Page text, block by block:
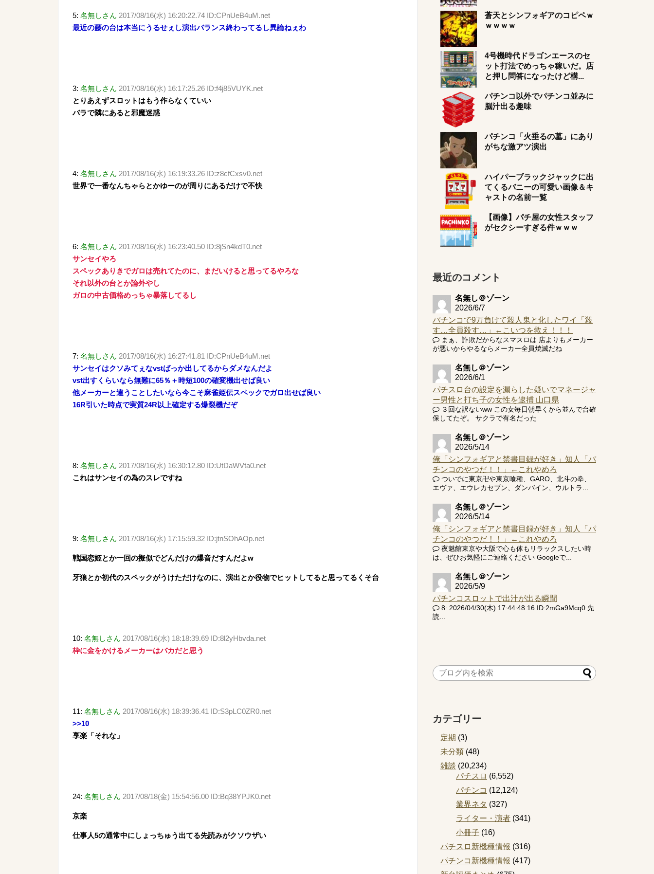
5: 名無しさん 2017/08/16(水) 16:20:22.74 ID:CPnUeB4uM.net
最近の藤の台は本当にうるせぇし演出バランス終わってるし異論ねぇわ
3: 名無しさん 2017/08/16(水) 16:17:25.26 ID:f4j85VUYK.net
とりあえずスロットはもう作らなくていい
バラで隣にあると邪魔迷惑
4: 名無しさん 2017/08/16(水) 16:19:33.26 ID:z8cfCxsv0.net
世界で一番なんちゃらとかゆーのが周りにあるだけで不快
6: 名無しさん 2017/08/16(水) 16:23:40.50 ID:8jSn4kdT0.net
サンセイやろ
スペックありきでガロは売れてたのに、まだいけると思ってるやろな
それ以外の台とか論外やし
ガロの中古価格めっちゃ暴落してるし
7: 名無しさん 2017/08/16(水) 16:27:41.81 ID:CPnUeB4uM.net
サンセイはクソみてぇなvstばっか出してるからダメなんだよ
vst出すくらいなら無難に65％＋時短100の確変機出せば良い
他メーカーと違うことしたいなら今こそ麻雀姫伝スペックでガロ出せば良い
16R引いた時点で実質24R以上確定する爆裂機だぞ
8: 名無しさん 2017/08/16(水) 16:30:12.80 ID:UtDaWVta0.net
これはサンセイの為のスレですね
9: 名無しさん 2017/08/16(水) 17:15:59.32 ID:jtnSOhAOp.net
戦国恋姫とか一回の擬似でどんだけの爆音だすんだよw
牙狼とか初代のスペックがうけただけなのに、演出とか役物でヒットしてると思ってるくそ台
10: 名無しさん 2017/08/16(水) 18:18:39.69 ID:8l2yHbvda.net
枠に金をかけるメーカーはバカだと思う
11: 名無しさん 2017/08/16(水) 18:39:36.41 ID:S3pLC0ZR0.net
>>10
享楽「それな」
24: 名無しさん 2017/08/18(金) 15:54:56.00 ID:Bq38YPJK0.net
京楽
仕事人5の通常中にしょっちゅう出てる先読みがクソウザい
蒼天とシンフォギアのコピペｗ
ｗｗｗｗ
4号機時代ドラゴンエースのセ
ット打法でめっちゃ稼いだ。店
と押し問答になったけど構...
パチンコ以外でパチンコ並みに
脳汁出る趣味
パチンコ「火垂るの墓」にあり
がちな激アツ演出
ハイパーブラックジャックに出
てくるバニーの可愛い画像＆キ
ャストの名前一覧
【画像】パチ屋の女性スタッフ
がセクシーすぎる件ｗｗｗ
最近のコメント
名無し＠ゾーン
2026/6/7
パチンコで9万負けて殺人鬼と化したワイ「殺
す…全員殺す…」←こいつを救え！！！
まぁ、詐欺だからなスマスロは 店よりもメーカー
が悪いからやるならメーカー全員焼滅だね
名無し＠ゾーン
2026/6/1
パチスロ台の設定を漏らした疑いでマネージャ
ー男性と打ち子の女性を逮捕 山口県
３回な訳ないww この女毎日朝早くから並んで台確
保してたぞ。 サクラで有名だった
名無し＠ゾーン
2026/5/14
俺「シンフォギアと禁書目録が好き」知人「パ
チンコのやつだ！！」←これやめろ
ついでに東京卍や東京喰種、GARO、北斗の拳、
エヴァ、エウレカセブン、ダンバイン、ウルトラ...
名無し＠ゾーン
2026/5/14
俺「シンフォギアと禁書目録が好き」知人「パ
チンコのやつだ！！」←これやめろ
夜魅館東京や大阪で心も体もリラックスしたい時
は、ぜひお気軽にご連絡ください Googleで...
名無し＠ゾーン
2026/5/9
パチンコスロットで出汁が出る瞬間
8: 2026/04/30(木) 17:44:48.16 ID:2mGa9Mcq0 先
読...
カテゴリー
定期 (3)
未分類 (48)
雑談 (20,234)
パチスロ (6,552)
パチンコ (12,124)
業界ネタ (327)
ライター・演者 (341)
小冊子 (16)
パチスロ新機種情報 (316)
パチンコ新機種情報 (417)